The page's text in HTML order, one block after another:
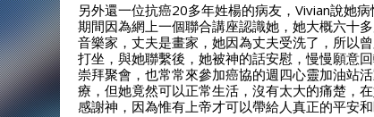
另外還一位抗癌20多年姓楊的病友，Vivian說她
期間因為網上一個聯合講座認識她，她大概六十
音樂家，丈夫是畫家，她因為丈夫受洗了，所以
打坐，與她聯繫後，她被神的話安慰，慢慢願意
崇拜聚會，也常常來參加癌協的週四心靈加油站
療，但她竟然可以正常生活，沒有太大的痛楚，
感謝神，因為惟有上帝才可以帶給人真正的平安